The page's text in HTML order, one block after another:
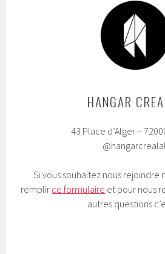
HANGAR
43 Place d’Alger –
Si vous souhaitez nous rejoindre
remplir ce formulaire et pour nous
autres questions